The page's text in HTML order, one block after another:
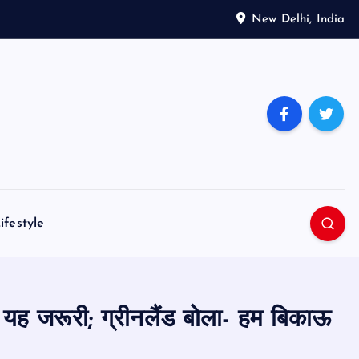
New Delhi, India
जरूरी; ग्रीनलैंड बोला- हम बिकाऊ